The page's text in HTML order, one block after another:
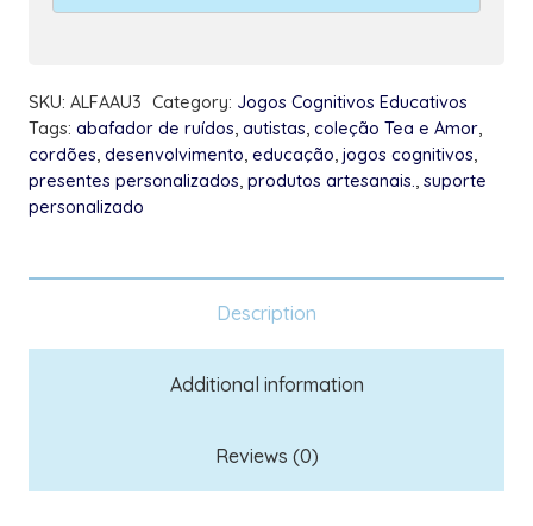
SKU: ALFAAU3 Category: Jogos Cognitivos Educativos
Tags: abafador de ruídos, autistas, coleção Tea e Amor,
cordões, desenvolvimento, educação, jogos cognitivos,
presentes personalizados, produtos artesanais., suporte
personalizado
Description
Additional information
Reviews (0)